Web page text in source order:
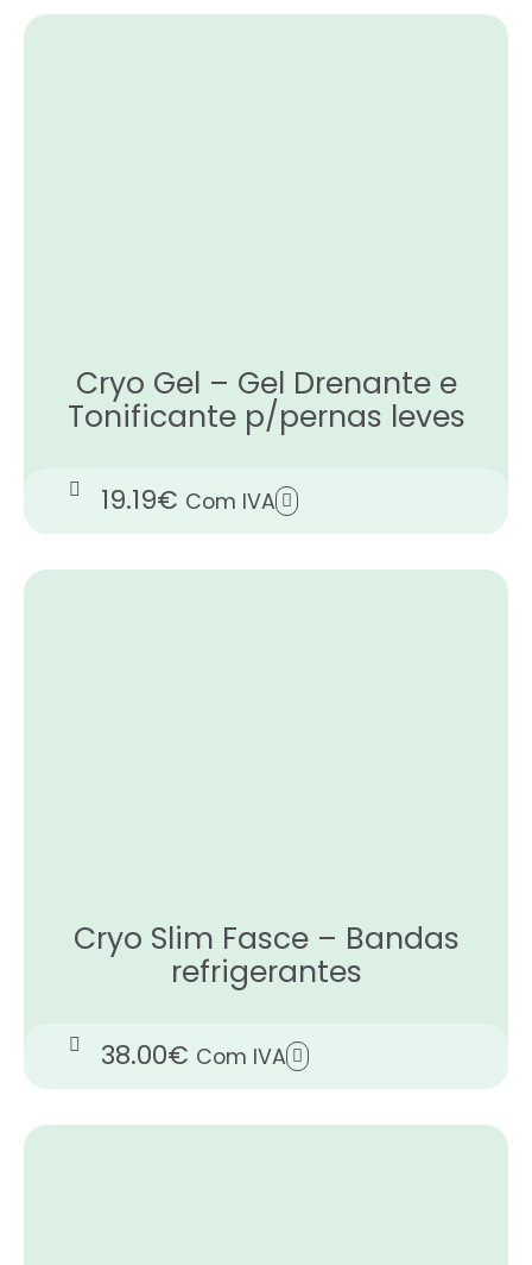
Cryo Gel – Gel Drenante e
Tonificante p/pernas leves
19.19€ Com IVA
Cryo Slim Fasce – Bandas
refrigerantes
38.00€ Com IVA